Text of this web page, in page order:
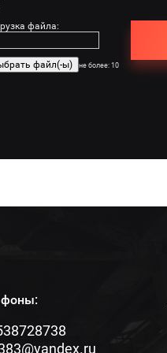
файла:
не более: 10